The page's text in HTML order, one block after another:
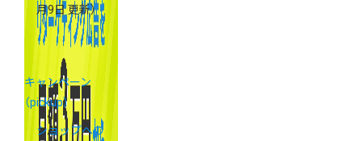
月9日 更新）
キャンペーン
（pickup）
ショップへの